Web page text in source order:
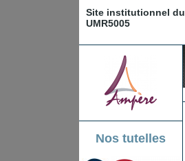
Site institutionnel du
UMR5005
Nos tutelles